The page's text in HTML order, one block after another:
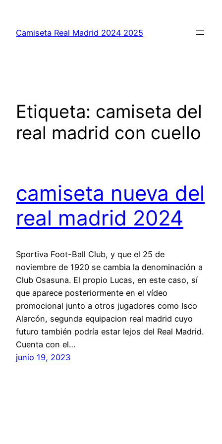
contenido
Camiseta Real Madrid 2024 2025
Etiqueta: camiseta del
real madrid con cuello
camiseta nueva del
real madrid 2024
Sportiva Foot-Ball Club, y que el 25 de
noviembre de 1920 se cambia la denominación a
Club Osasuna. El propio Lucas, en este caso, sí
que aparece posteriormente en el vídeo
promocional junto a otros jugadores como Isco
Alarcón, segunda equipacion real madrid cuyo
futuro también podría estar lejos del Real Madrid.
Cuenta con el…
junio 19, 2023